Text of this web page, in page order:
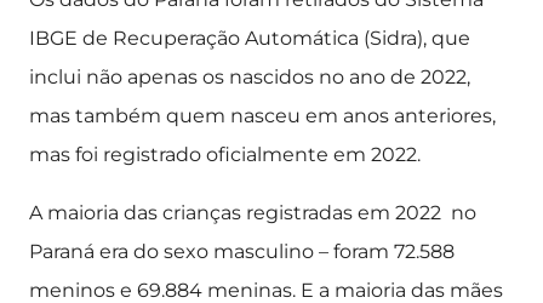
IBGE de Recuperação Automática (Sidra), que
inclui não apenas os nascidos no ano de 2022,
mas também quem nasceu em anos anteriores,
mas foi registrado oficialmente em 2022.
A maioria das crianças registradas em 2022 no
Paraná era do sexo masculino – foram 72.588
meninos e 69.884 meninas. E a maioria das mães